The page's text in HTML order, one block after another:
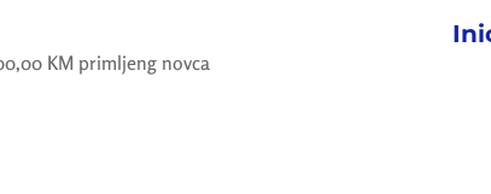
KM primljeng novca